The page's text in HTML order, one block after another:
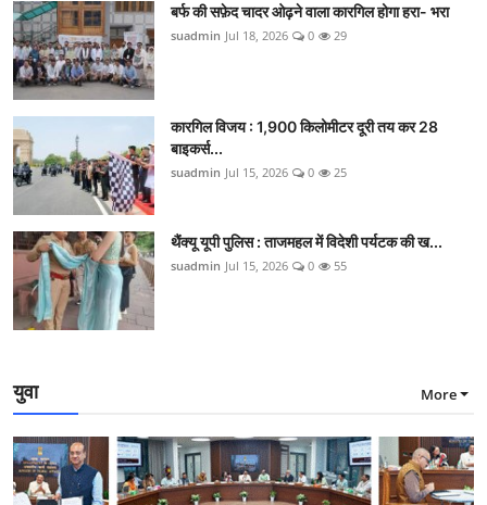
बर्फ की सफ़ेद चादर ओढ़ने वाला कारगिल होगा हरा- भरा
suadmin Jul 18, 2026 0 29
कारगिल विजय : 1,900 किलोमीटर दूरी तय कर 28
बाइकर्स...
suadmin Jul 15, 2026 0 25
थैंक्यू यूपी पुलिस : ताजमहल में विदेशी पर्यटक की ख...
suadmin Jul 15, 2026 0 55
युवा More